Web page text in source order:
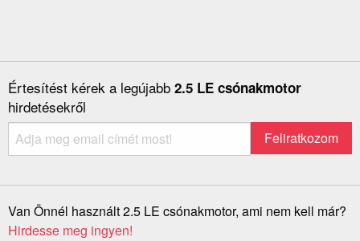
Értesítést kérek a legújabb 2.5 LE csónakmotor
hirdetésekről
Van Önnél használt 2.5 LE csónakmotor, ami nem kell már?
Hirdesse meg ingyen!